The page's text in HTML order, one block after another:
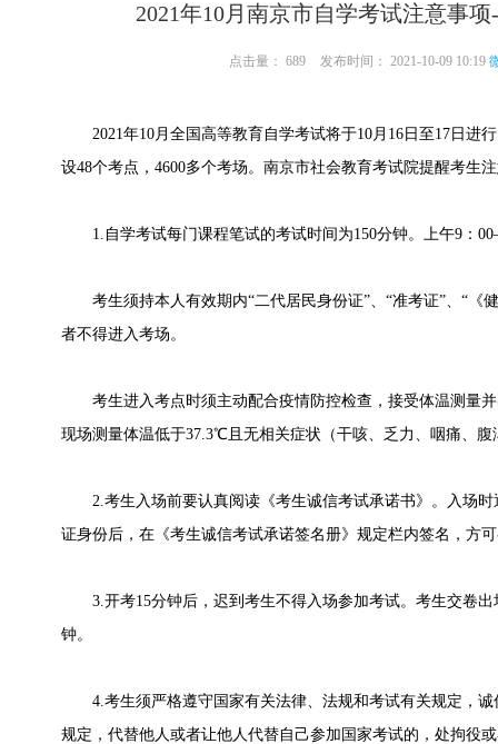
2021年10月南京市自学考试注意事
点击量： 689 发布时间： 2021-10-09 10:19
2021年10月全国高等教育自学考试将于10月16日至17日进
设48个考点，4600多个考场。南京市社会教育考试院提醒考生
1.自学考试每门课程笔试的考试时间为150分钟。上午9：
考生须持本人有效期内“二代居民身份证”、“准考证”、“《
者不得进入考场。
考生进入考点时须主动配合疫情防控检查，接受体温测量并
现场测量体温低于37.3℃且无相关症状（干咳、乏力、咽痛、
2.考生入场前要认真阅读《考生诚信考试承诺书》。入场时
证身份后，在《考生诚信考试承诺签名册》规定栏内签名，方
3.开考15分钟后，迟到考生不得入场参加考试。考生交卷出
钟。
4.考生须严格遵守国家有关法律、法规和考试有关规定，诚
规定，代替他人或者让他人代替自己参加国家考试的，处拘役